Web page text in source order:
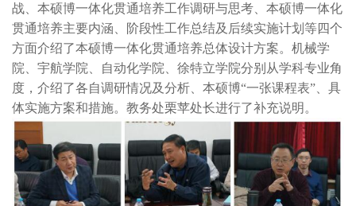
战、本硕博一体化贯通培养工作调研与思考、本硕博一体化
贯通培养主要内涵、阶段性工作总结及后续实施计划等四个
方面介绍了本硕博一体化贯通培养总体设计方案。机械学
院、宇航学院、自动化学院、徐特立学院分别从学科专业角
度，介绍了各自调研情况及分析、本硕博“一张课程表”、具
体实施方案和措施。教务处栗苹处长进行了补充说明。